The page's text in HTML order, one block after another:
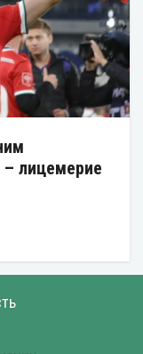
– лицемерие